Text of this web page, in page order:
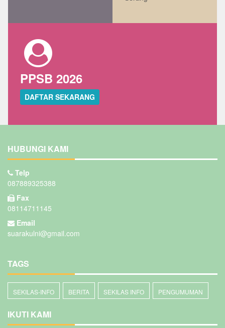
PPSB 2026
DAFTAR SEKARANG
HUBUNGI KAMI
Telp
087889325388
Fax
08114711145
Email
suarakulni@gmail.com
TAGS
SEKILAS-INFO BERITA SEKILAS INFO PENGUMUMAN
IKUTI KAMI